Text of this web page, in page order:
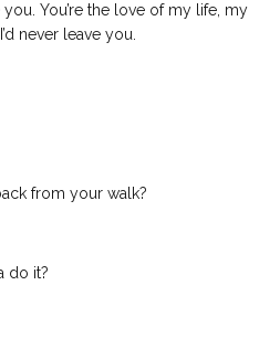
You’re the love of my life, my
never leave you.
from your walk?
do it?